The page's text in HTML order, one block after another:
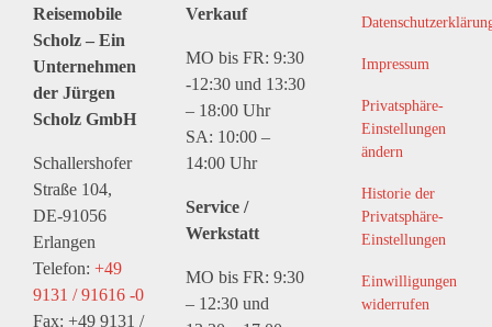
Reisemobile
Scholz – Ein
Unternehmen
der Jürgen
Scholz GmbH
Schallershofer
Straße 104,
DE-91056
Erlangen
Telefon: +49
9131 / 91616 -0
Fax: +49 9131 /
Verkauf
MO bis FR: 9:30
-12:30 und 13:30
– 18:00 Uhr
SA: 10:00 –
14:00 Uhr
Service /
Werkstatt
MO bis FR: 9:30
– 12:30 und
Impressum
Privatsphäre-
Einstellungen
ändern
Historie der
Privatsphäre-
Einstellungen
Einwilligungen
widerrufen